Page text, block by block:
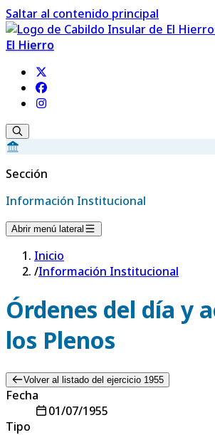
Saltar al contenido principal
El Hierro
Sección
Información Institucional
Abrir menú lateral
Inicio
/Información Institucional
Órdenes del día y
los Plenos
Volver al listado del ejercicio 1955
Fecha
01/07/1955
Tipo